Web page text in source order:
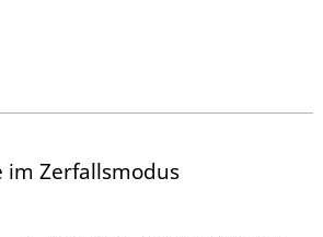
im Zerfallsmodus